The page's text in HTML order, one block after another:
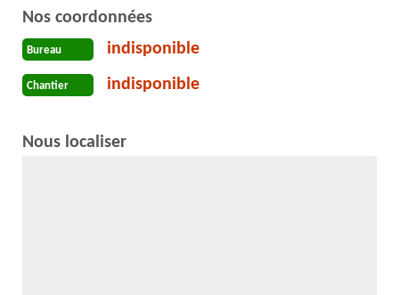
Nos coordonnées
Bureau indisponible
Chantier indisponible
Nous localiser